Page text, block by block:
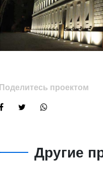
Поделитесь проектом
Другие